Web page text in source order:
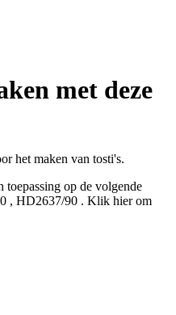
met deze
het maken van tosti's.
toepassing op de volgende
, HD2637/90 . Klik hier om